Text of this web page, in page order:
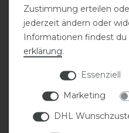
Beris Olivenkopfgebiss
Comfortstange dünn,
Zustimmung erteilen
jederzeit ändern oder
Informationen findest du
erklärung.
Essenziell
Marketing
DHL